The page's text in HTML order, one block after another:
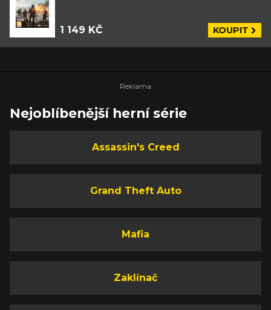
1 149 KČ KOUPIT
Nejoblíbenější herní série
Assassin's Creed
Grand Theft Auto
Mafia
Zaklínač